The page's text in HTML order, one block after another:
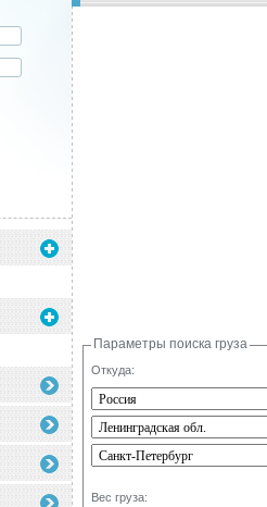
Параметры поиска груза
Откуда:
Вес груза: